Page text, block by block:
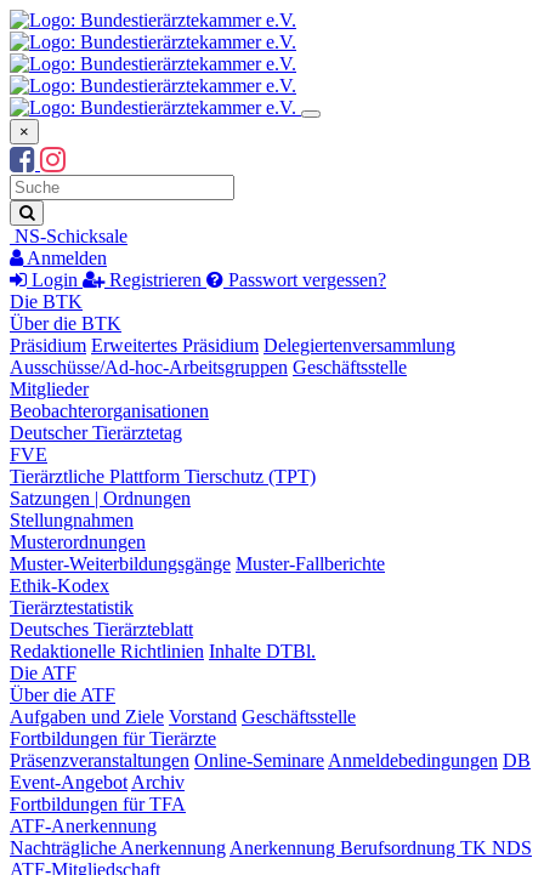
×
Suchbegriff
Suche
NS-Schicksale
Anmelden
Login
Registrieren
Passwort vergessen?
Die BTK
Über die BTK
Präsidium Erweitertes Präsidium Delegiertenversammlung
Ausschüsse/Ad-hoc-Arbeitsgruppen Geschäftsstelle
Mitglieder
Beobachterorganisationen
Deutscher Tierärztetag
FVE
Tierärztliche Plattform Tierschutz (TPT)
Satzungen | Ordnungen
Stellungnahmen
Musterordnungen
Muster-Weiterbildungsgänge Muster-Fallberichte
Ethik-Kodex
Tierärztestatistik
Deutsches Tierärzteblatt
Redaktionelle Richtlinien Inhalte DTBl.
Die ATF
Über die ATF
Aufgaben und Ziele Vorstand Geschäftsstelle
Fortbildungen für Tierärzte
Präsenzveranstaltungen Online-Seminare Anmeldebedingungen DB
Event-Angebot Archiv
Fortbildungen für TFA
ATF-Anerkennung
Nachträgliche Anerkennung Anerkennung Berufsordnung TK NDS
ATF-Mitgliedschaft